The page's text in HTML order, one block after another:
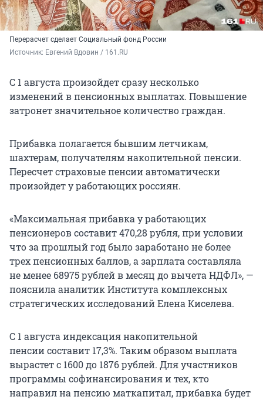
Перерасчет сделает Социальный фонд России
Источник: Евгений Вдовин / 161.RU
С 1 августа произойдет сразу несколько
изменений в пенсионных выплатах. Повышение
затронет значительное количество граждан.
Прибавка полагается бывшим летчикам,
шахтерам, получателям накопительной пенсии.
Пересчет страховые пенсии автоматически
произойдет у работающих россиян.
«Максимальная прибавка у работающих
пенсионеров составит470,28 рубля,при условии
что за прошлый год было заработано не более
трех пенсионных баллов, а зарплата составляла
не менее 68975 рублей в месяц до вычета НДФЛ», —
пояснила аналитик Института комплексных
стратегических исследований Елена Киселева.
С 1 августа индексация накопительной
пенсии составит 17,3%. Таким образом выплата
вырастет с 1600 до 1876 рублей. Для участников
программы софинансирования и тех, кто
направил на пенсию маткапитал, прибавка будет